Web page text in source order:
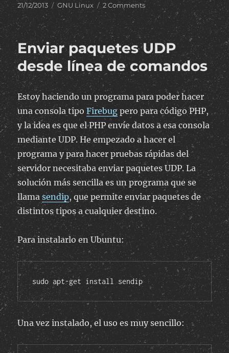
Posted
on
21/12/2013 Categories
GNU Linux 2 Commentson
Túnel
SSH
para
acceder
a
máquina
remota
Enviar paquetes UDP
desde línea de comandos
Estoy haciendo un programa para poder hacer
una consola tipoFirebugpero para código PHP,
y la idea es que el PHP envíe datos a esa consola
mediante UDP. He empezado a hacer el
programa y para hacer pruebas rápidas del
servidor necesitaba enviar paquetes UDP. La
solución más sencilla es un programa que se
llamasendip, que permite enviar paquetes de
distintos tipos a cualquier destino.
Para instalarlo en Ubuntu:
sudo apt-get install sendip
Una vez instalado, el uso es muy sencillo: